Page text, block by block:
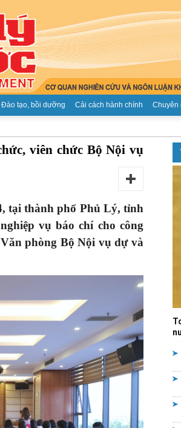
chí
lý
Đào tạo, bồi dưỡng Cải cách hành chính Chuyên
viên chức Bộ Nội vụ
tại thành phố Phủ Lý, tỉnh
vụ báo chí cho công
phòng Bộ Nội vụ dự và